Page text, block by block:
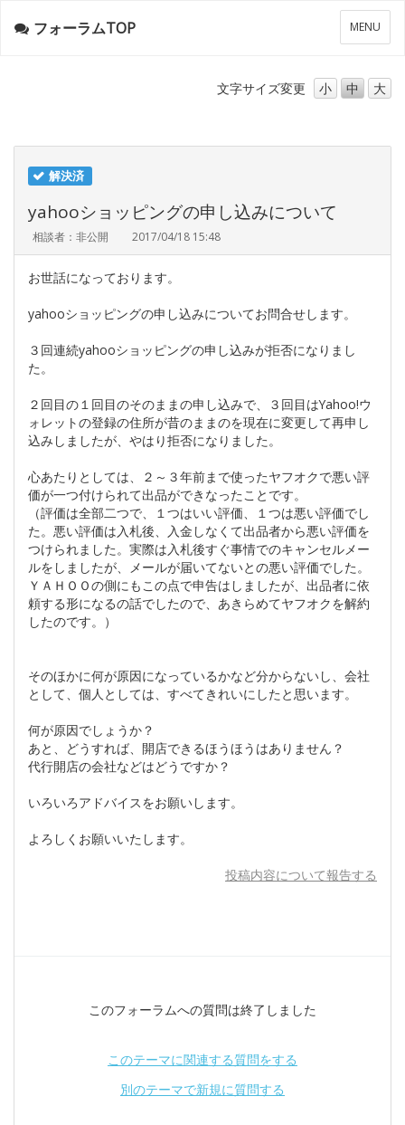
メ
ニ
ー
MENU
フォーラムTOP
文字サイズ変更 小 中 大
解決済
yahooショッピングの申し込みについて
相談者：非公開 2017/04/18 15:48
お世話になっております。
yahooショッピングの申し込みについてお問合せします。
３回連続yahooショッピングの申し込みが拒否になりまし
た。
２回目の１回目のそのままの申し込みで、３回目はYahoo!ウ
ォレットの登録の住所が昔のままのを現在に変更して再申し
込みしましたが、やはり拒否になりました。
心あたりとしては、２～３年前まで使ったヤフオクで悪い評
価が一つ付けられて出品ができなったことです。
（評価は全部二つで、１つはいい評価、１つは悪い評価でし
た。悪い評価は入札後、入金しなくて出品者から悪い評価を
つけられました。実際は入札後すぐ事情でのキャンセルメー
ルをしましたが、メールが届いてないとの悪い評価でした。
ＹＡＨＯＯの側にもこの点で申告はしましたが、出品者に依
頼する形になるの話でしたので、あきらめてヤフオクを解約
したのです。）
そのほかに何が原因になっているかなど分からないし、会社
として、個人としては、すべてきれいにしたと思います。
何が原因でしょうか？
あと、どうすれば、開店できるほうほうはありません？
代行開店の会社などはどうですか？
いろいろアドバイスをお願いします。
よろしくお願いいたします。
投稿内容について報告する
このフォーラムへの質問は終了しました
このテーマに関連する質問をする
別のテーマで新規に質問する